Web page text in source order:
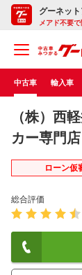
グーネット
メアド不要
中古車 輸入車
（株）西
カー専門店
ローン仮
総合評価